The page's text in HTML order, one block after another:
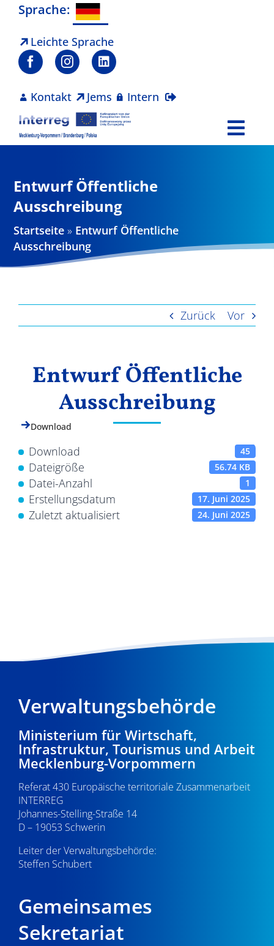
Zum
springen
Sprache:
Leichte Sprache
Kontakt Jems Intern
Projekte
Aktuelles
Entwurf Öffentliche
Ausschreibung
Startseite » Entwurf Öffentliche
Ausschreibung
Zurück Vor
Entwurf Öffentliche
Ausschreibung
Download
Download 45
Dateigröße 56.74 KB
Datei-Anzahl 1
Erstellungsdatum 17. Juni 2025
Zuletzt aktualisiert 24. Juni 2025
Verwaltungsbehörde
Ministerium für Wirtschaft,
Infrastruktur, Tourismus und Arbeit
Mecklenburg-Vorpommern
Referat 430 Europäische territoriale Zusammenarbeit
INTERREG
Johannes-Stelling-Straße 14
D – 19053 Schwerin
Leiter der Verwaltungsbehörde:
Steffen Schubert
Gemeinsames
Sekretariat